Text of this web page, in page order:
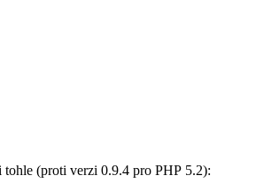
tohle (proti verzi 0.9.4 pro PHP 5.2):